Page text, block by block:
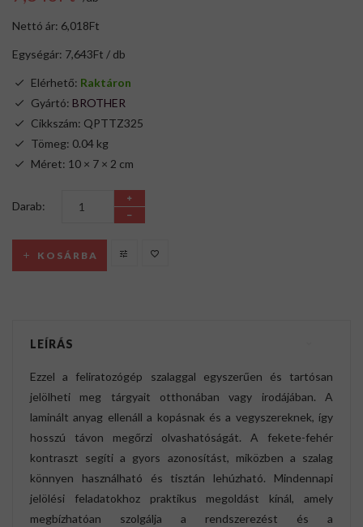
Nettó ár: 6,018Ft
Egységár: 7,643Ft / db
Elérhető: Raktáron
Gyártó: BROTHER
Cikkszám: QPTTZ325
Tömeg: 0.04 kg
Méret: 10 × 7 × 2 cm
Darab:
KOSÁRBA
LEÍRÁS
Ezzel a feliratozógép szalaggal egyszerűen és tartósan
jelölheti meg tárgyait otthonában vagy irodájában. A
laminált anyag ellenáll a kopásnak és a vegyszereknek, így
hosszú távon megőrzi olvashatóságát. A fekete-fehér
kontraszt segíti a gyors azonosítást, miközben a szalag
könnyen használható és tisztán lehúzható. Mindennapi
jelölési feladatokhoz praktikus megoldást kínál, amely
megbízhatóan szolgálja a rendszerezést és a